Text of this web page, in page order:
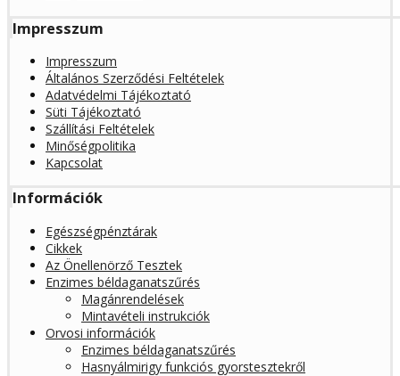
Impresszum
Impresszum
Általános Szerződési Feltételek
Adatvédelmi Tájékoztató
Süti Tájékoztató
Szállítási Feltételek
Minőségpolitika
Kapcsolat
Információk
Egészségpénztárak
Cikkek
Az Önellenörző Tesztek
Enzimes béldaganatszűrés
Magánrendelések
Mintavételi instrukciók
Orvosi információk
Enzimes béldaganatszűrés
Hasnyálmirigy funkciós gyorstesztekről